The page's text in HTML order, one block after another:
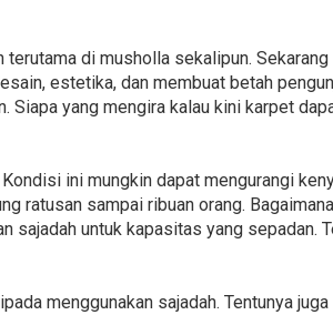
di musholla sekalipun.
estetika, dan membuat betah
yang mengira kalau kini karpet
ini mungkin dapat mengurangi
ratusan sampai ribuan orang.
sajadah untuk kapasitas yang sepadan.
menggunakan sajadah. Tentunya